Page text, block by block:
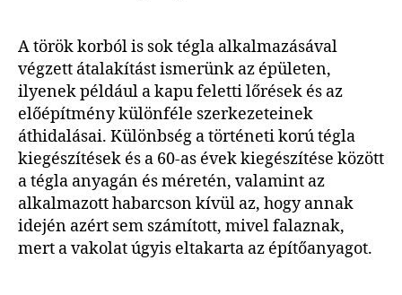
A török korból is sok tégla alkalmazásával
végzett átalakítást ismerünk az épületen,
ilyenek például a kapu feletti lőrések és az
előépítmény különféle szerkezeteinek
áthidalásai. Különbség a történeti korú tégla
kiegészítések és a 60-as évek kiegészítése között
a tégla anyagán és méretén, valamint az
alkalmazott habarcson kívül az, hogy annak
idején azért sem számított, mivel falaznak,
mert a vakolat úgyis eltakarta az építőanyagot.